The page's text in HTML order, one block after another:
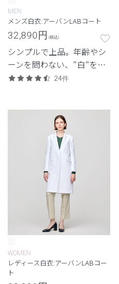
MEN
メンズ白衣:アーバンLABコート
32,890円 (税込)
シンプルで上品。年齢やシ
ーンを問わない、"白"を追
求したクラシコの定番モデ
24件
WOMEN
レディース白衣:アーバンLABコー
ト